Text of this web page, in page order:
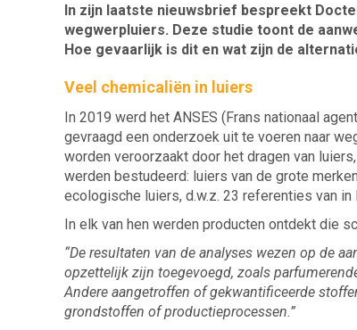
In zijn laatste nieuwsbrief bespreekt
wegwerpluiers. Deze studie toont de
Hoe gevaarlijk is dit en wat zijn de
Veel chemicaliën in luiers
In 2019 werd het ANSES (Frans nationaal
gevraagd een onderzoek uit te voeren naar
worden veroorzaakt door het dragen van
werden bestudeerd: luiers van de grote
ecologische luiers, d.w.z. 23 referenties van
In elk van hen werden producten ontdekt die
“De resultaten van de analyses wezen op de
opzettelijk zijn toegevoegd, zoals
Andere aangetroffen of gekwantificeerde
grondstoffen of productieprocessen.”